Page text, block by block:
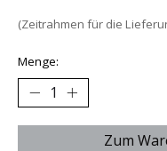
(Zeitrahmen für die
Menge:
Zum